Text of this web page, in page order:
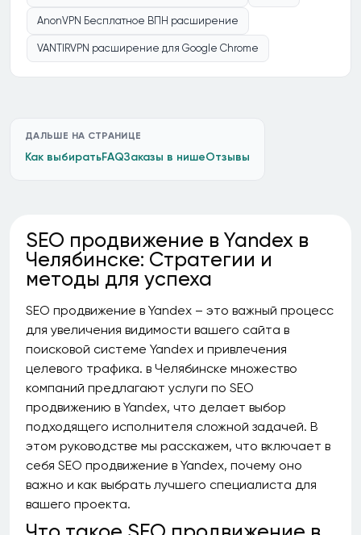
AnonVPN Бесплатное ВПН расширение
VANTIRVPN расширение для Google Chrome
ДАЛЬШЕ НА СТРАНИЦЕ
Как выбиратьFAQЗаказы в нишеОтзывы
SEO продвижение в Yandex в
Челябинске: Стратегии и
методы для успеха
SEO продвижение в Yandex – это важный процесс
для увеличения видимости вашего сайта в
поисковой системе Yandex и привлечения
целевого трафика. в Челябинске множество
компаний предлагают услуги по SEO
продвижению в Yandex, что делает выбор
подходящего исполнителя сложной задачей. В
этом руководстве мы расскажем, что включает в
себя SEO продвижение в Yandex, почему оно
важно и как выбрать лучшего специалиста для
вашего проекта.